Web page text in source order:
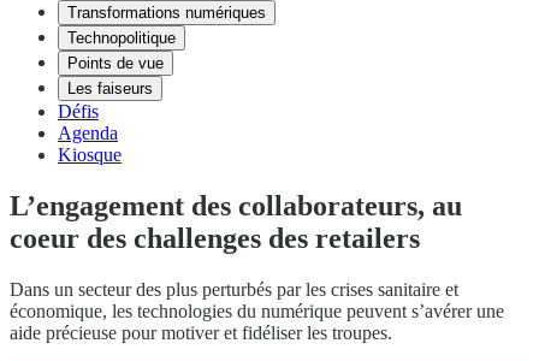
Transformations numériques
Technopolitique
Points de vue
Les faiseurs
Défis
Agenda
Kiosque
L’engagement des collaborateurs, au
coeur des challenges des retailers
Dans un secteur des plus perturbés par les crises sanitaire et
économique, les technologies du numérique peuvent s’avérer une
aide précieuse pour motiver et fidéliser les troupes.